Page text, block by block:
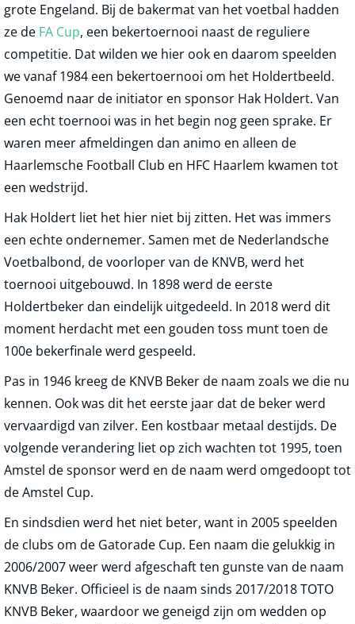
grote Engeland. Bij de bakermat van het voetbal hadden
ze de FA Cup, een bekertoernooi naast de reguliere
competitie. Dat wilden we hier ook en daarom speelden
we vanaf 1984 een bekertoernooi om het Holdertbeeld.
Genoemd naar de initiator en sponsor Hak Holdert. Van
een echt toernooi was in het begin nog geen sprake. Er
waren meer afmeldingen dan animo en alleen de
Haarlemsche Football Club en HFC Haarlem kwamen tot
een wedstrijd.
Hak Holdert liet het hier niet bij zitten. Het was immers
een echte ondernemer. Samen met de Nederlandsche
Voetbalbond, de voorloper van de KNVB, werd het
toernooi uitgebouwd. In 1898 werd de eerste
Holdertbeker dan eindelijk uitgedeeld. In 2018 werd dit
moment herdacht met een gouden toss munt toen de
100e bekerfinale werd gespeeld.
Pas in 1946 kreeg de KNVB Beker de naam zoals we die nu
kennen. Ook was dit het eerste jaar dat de beker werd
vervaardigd van zilver. Een kostbaar metaal destijds. De
volgende verandering liet op zich wachten tot 1995, toen
Amstel de sponsor werd en de naam werd omgedoopt tot
de Amstel Cup.
En sindsdien werd het niet beter, want in 2005 speelden
de clubs om de Gatorade Cup. Een naam die gelukkig in
2006/2007 weer werd afgeschaft ten gunste van de naam
KNVB Beker. Officieel is de naam sinds 2017/2018 TOTO
KNVB Beker, waardoor we geneigd zijn om wedden op